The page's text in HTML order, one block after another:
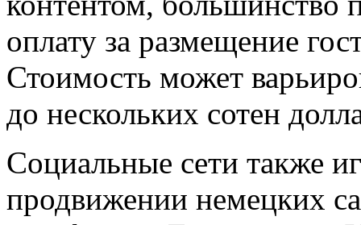
оплату за размещение
Стоимость может
до нескольких сотен
Социальные сети также
продвижении немецких